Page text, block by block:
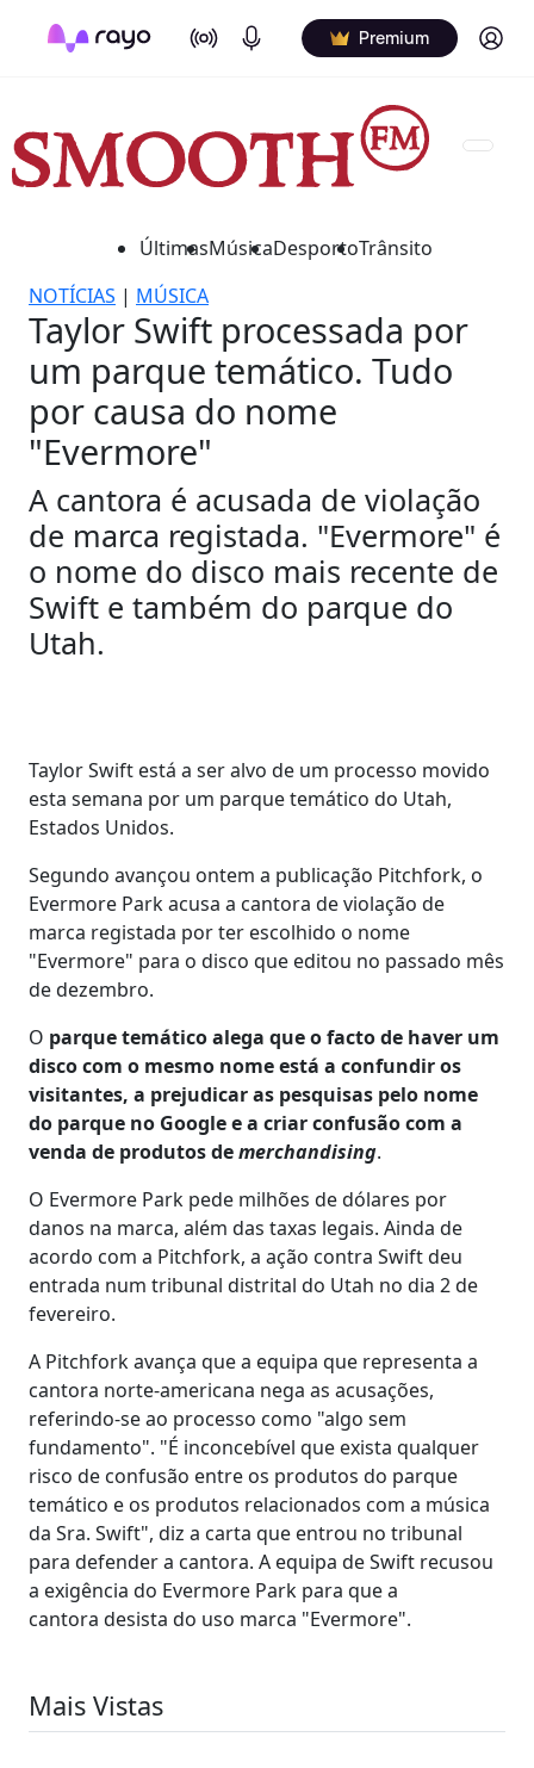
On Air Podcasts Premium Log in
ÚltimasMúsicaDesportoTrânsito
NOTÍCIAS | MÚSICA
Taylor Swift processada por
um parque temático. Tudo
por causa do nome
"Evermore"
A cantora é acusada de violação
de marca registada. "Evermore" é
o nome do disco mais recente de
Swift e também do parque do
Utah.
Taylor Swift está a ser alvo de um processo movido
esta semana por um parque temático do Utah,
Estados Unidos.
Segundo avançou ontem a publicação Pitchfork, o
Evermore Park acusa a cantora de violação de
marca registada por ter escolhido o nome
"Evermore" para o disco que editou no passado mês
de dezembro.
O parque temático alega que o facto de haver um
disco com o mesmo nome está a confundir os
visitantes, a prejudicar as pesquisas pelo nome
do parque no Google e a criar confusão com a
venda de produtos demerchandising.
O Evermore Park pede milhões de dólares por
danos na marca, além das taxas legais. Ainda de
acordo com a Pitchfork, a ação contra Swift deu
entrada num tribunal distrital do Utah no dia 2 de
fevereiro.
A Pitchfork avança que a equipa que representa a
cantora norte-americana nega as acusações,
referindo-se ao processo como "algo sem
fundamento". "É inconcebível que exista qualquer
risco de confusão entre os produtos do parque
temático e os produtos relacionados com a música
da Sra. Swift", diz a carta que entrou no tribunal
para defender a cantora. A equipa de Swift recusou
a exigência do Evermore Park para que a
cantora desista do uso marca "Evermore".
Mais Vistas